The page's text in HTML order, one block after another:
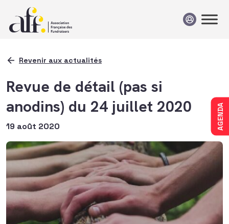
AGENDA
Revenir aux actualités
Revue de détail (pas si
anodins) du 24 juillet 2020
19 août 2020